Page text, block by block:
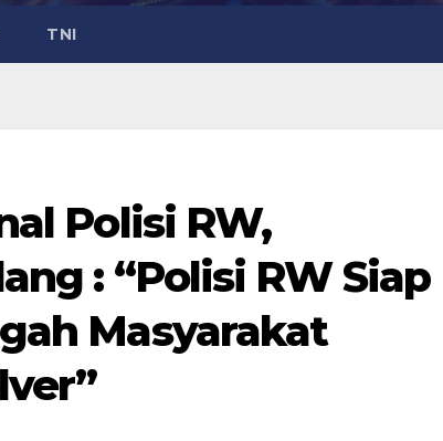
TNI
Polisi RW,
: “Polisi RW Siap
Masyarakat